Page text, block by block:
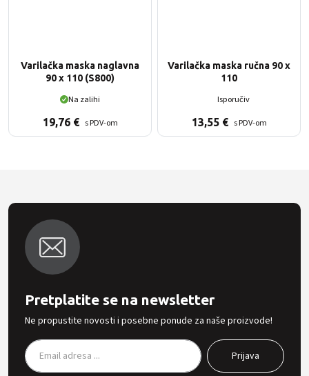
Varilačka maska naglavna
90 x 110 (S800)
Na zalihi
19,76 € s PDV-om
Varilačka maska ručna 90 x
110
Isporučiv
13,55 € s PDV-om
Pretplatite se na newsletter
Ne propustite novosti i posebne ponude za naše proizvode!